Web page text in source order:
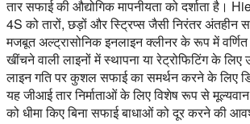
तार सफाई की औद्योगिक मापनीयता को दर्शाता है।
4S को तारों, छड़ों और स्ट्रिप्स जैसी निरंतर अंतहीन
मजबूत अल्ट्रासोनिक इनलाइन क्लीनर के रूप में वर्णित
खींचने वाली लाइनों में स्थापना या रेट्रोफिटिंग के
लाइन गति पर कुशल सफाई का समर्थन करने के लिए
यह जीआई तार निर्माताओं के लिए विशेष रूप से
को धीमा किए बिना सफाई बाधाओं को दूर करने की